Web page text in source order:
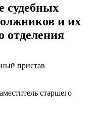
судебных
и их
отделения
пристав
старшего